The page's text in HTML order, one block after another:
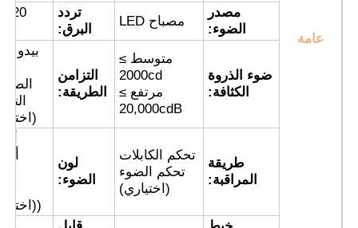
ضوء إنذار مقاوم للانفجار
مروحة مقاومة للانفجار
عامة
مصدر
الضوء:
مصباح LED
تردد
البرق:
ضوء الذروة
الكثافة:
متوسط ≥
2000cd
مرتفع ≥
20,000cdB
التزامن
الطريقة:
طريقة
المراقبة:
تحكم الكابلات
تحكم الضوء
(اختياري)
لون
الضوء: